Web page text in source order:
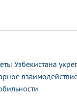
Узбекистана